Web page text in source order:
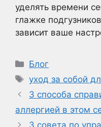
уделять времени
глажке
зависит ваше
Рубрики
Блог
Метки
уход за собой
3 способа
аллергией в этом
3 совета по